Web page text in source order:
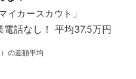
イカースカウト」
の差額平均